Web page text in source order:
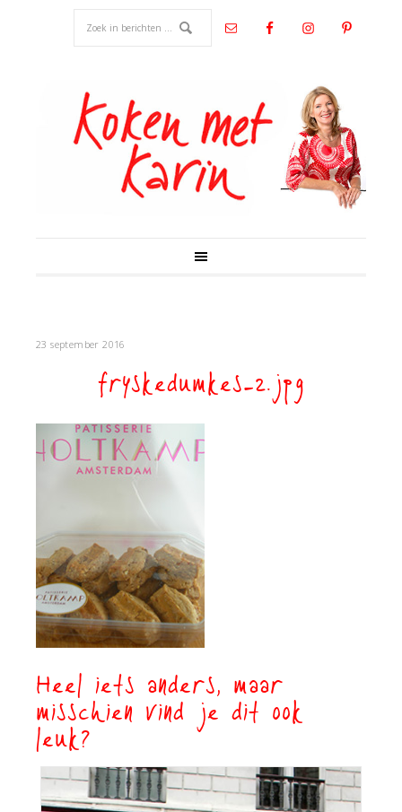
23 september 2016
fryskedumkes-2.jpg
Heel iets anders, maar
misschien vind je dit ook
leuk?